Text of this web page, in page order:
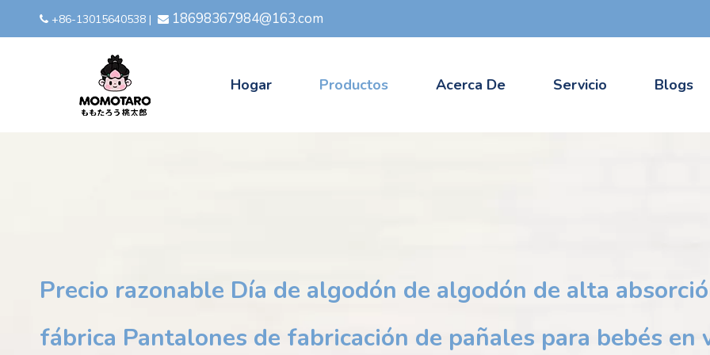
 +86-13015640538 |  18698367984@163.com
Hogar Productos Acerca De Servicio Blogs
Precio razonable Día de algodón de algodón de alta
fábrica Pantalones de fabricación de pañales para bebés en